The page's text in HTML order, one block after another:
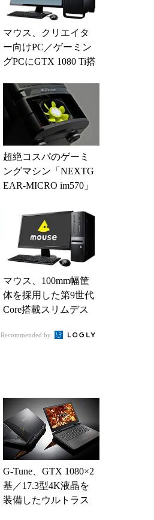
マウス、クリエイタ
ー向けPC／ゲーミン
グPCにGTX 1080 Ti搭
超絶コスパのゲーミ
ングマシン「NEXTG
EAR-MICRO im570」
マウス、100mm幅筐
体を採用した第9世代
Core搭載スリムデス
Recommended by
G-Tune、GTX 1080×2
基／17.3型4K液晶を
装備したウルトラス